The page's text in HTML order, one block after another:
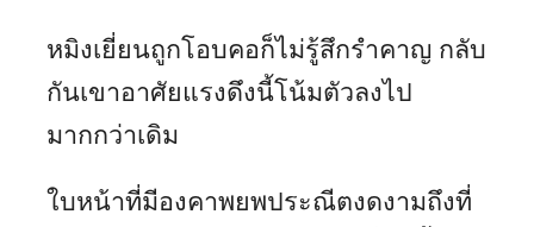
หมิงเยี่ยนถูกโอบคอก็ไม่รู้สึกรำคาญ กลับ
กันเขาอาศัยแรงดึงนี้โน้มตัวลงไป
มากกว่าเดิม
ใบหน้าที่มีองคาพยพประณีตงดงามถึงที่